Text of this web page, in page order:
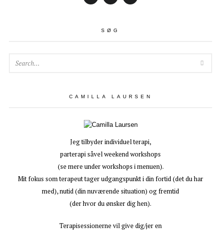
SØG
CAMILLA LAURSEN
Jeg tilbyder individuel terapi,
parterapi såvel weekend workshops
(se mere under workshops i menuen).
Mit fokus som terapeut tager udgangspunkt i din fortid (det du har
med), nutid (din nuværende situation) og fremtid
(der hvor du ønsker dig hen).
Terapisessionerne vil give dig/jer en